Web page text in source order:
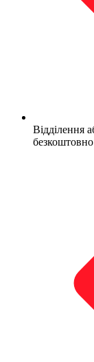
Відділення